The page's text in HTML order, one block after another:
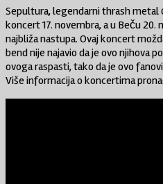
Sepultura, legendarni thrash metal
koncert 17. novembra, a u Beču
najbliža nastupa. Ovaj koncert
bend nije najavio da je ovo njihova
ovoga raspasti, tako da je ovo
Više informacija o koncertima